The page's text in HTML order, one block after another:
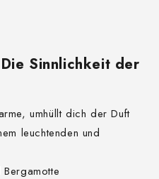
Sinnlichkeit der
umhüllt dich der Duft
leuchtenden und